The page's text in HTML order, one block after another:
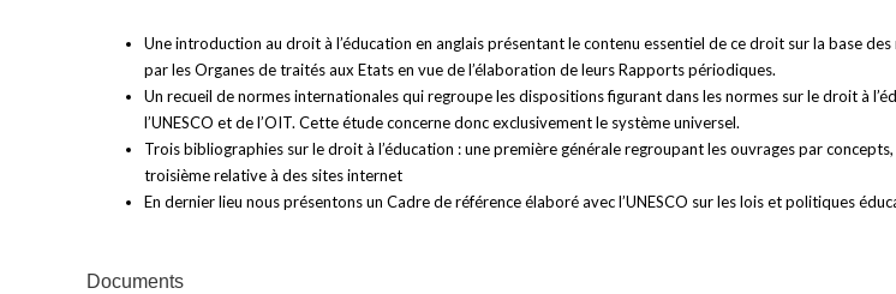
Une introduction au droit à l’éducation en anglais présentant le contenu essentiel de ce droit sur la base
par les Organes de traités aux Etats en vue de l’élaboration de leurs Rapports périodiques.
Un recueil de normes internationales qui regroupe les dispositions figurant dans les normes sur le droit à
l’UNESCO et de l’OIT. Cette étude concerne donc exclusivement le système universel.
Trois bibliographies sur le droit à l’éducation : une première générale regroupant les ouvrages par
troisième relative à des sites internet
En dernier lieu nous présentons un Cadre de référence élaboré avec l’UNESCO sur les lois et politiques
Documents